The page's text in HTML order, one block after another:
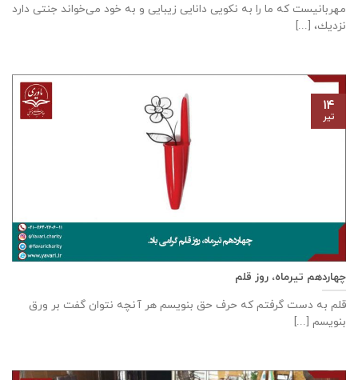
مهربانيست كه ما را به نكويی دانايی زيبايی و به خود می‌خواند جنتی دارد
نزديك، [...]
چهاردهم تیرماه، روز قلم
قلم به دست گرفتم که حرف حق بنویسم هر آنچه نتوان گفت بر ورق
بنویسم [...]
۱۴
تیر